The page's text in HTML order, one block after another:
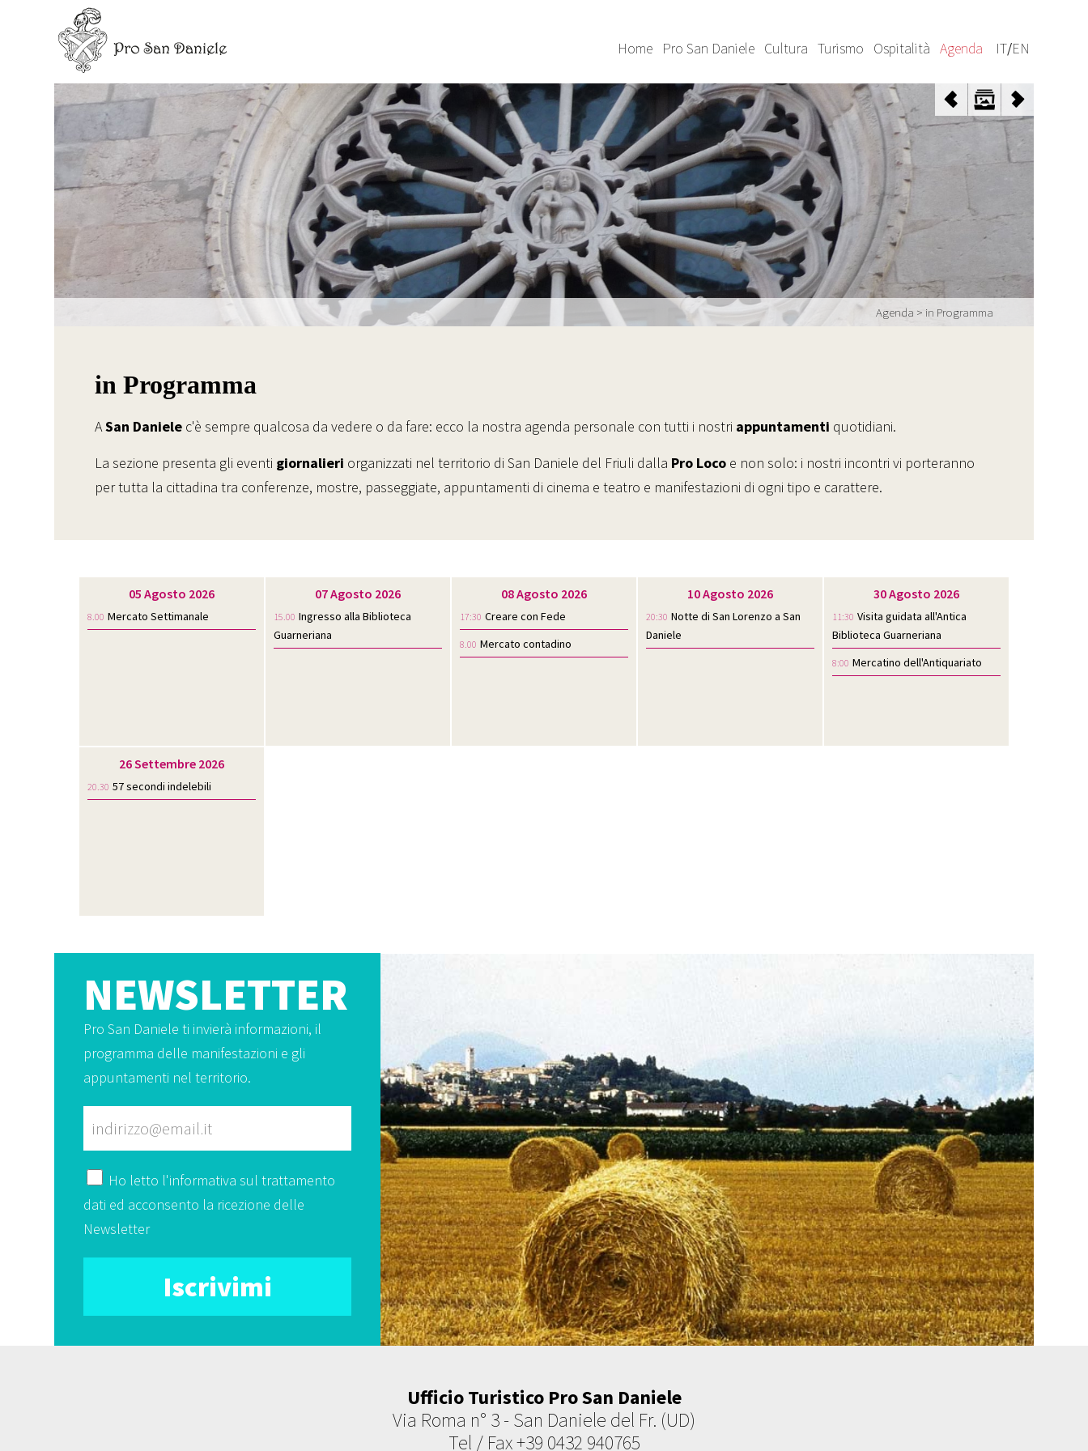
Home Pro San Daniele Cultura Turismo Ospitalità Agenda IT/EN
Agenda > in Programma
in Programma
ASan Daniele c'è sempre qualcosa da vedere o da fare: ecco la nostra agenda personale con tutti i nostri appuntamenti quotidiani.
La sezione presenta gli eventi giornalieri organizzati nel territorio di San Daniele del Friuli dalla Pro Loco e non solo: i nostri incontri vi porteranno
per tutta la cittadina tra conferenze, mostre, passeggiate, appuntamenti di cinema e teatro e manifestazioni di ogni tipo e carattere.
05 Agosto 2026
8.00 Mercato Settimanale
07 Agosto 2026
15.00 Ingresso alla Biblioteca
Guarneriana
08 Agosto 2026
17:30 Creare con Fede
8.00 Mercato contadino
10 Agosto 2026
20:30 Notte di San Lorenzo a San
Daniele
30 Agosto 2026
11:30 Visita guidata all'Antica
Biblioteca Guarneriana
8:00 Mercatino dell'Antiquariato
26 Settembre 2026
20.30 57 secondi indelebili
NEWSLETTER
Pro San Daniele ti invierà informazioni, il
programma delle manifestazioni e gli
appuntamenti nel territorio.
Ho letto l'informativa sul trattamento
dati ed acconsento la ricezione delle
Newsletter
Ufficio Turistico Pro San Daniele
Via Roma n° 3 - San Daniele del Fr. (UD)
Tel / Fax +39 0432 940765